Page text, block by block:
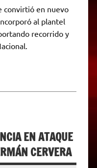
convirtió en nuevo
al plantel
recorrido y
EN ATAQUE
CERVERA